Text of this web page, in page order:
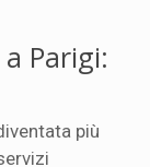
Parigi:
più